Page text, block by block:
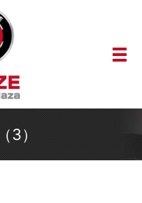
メ
3）